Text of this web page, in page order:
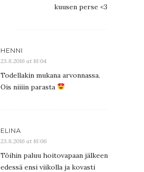
kuusen perse <3
HENNI
23.8.2016 at 16:04
Todellakin mukana arvonnassa.
Ois niiiin parasta
ELINA
23.8.2016 at 16:06
Töihin paluu hoitovapaan jälkeen
edessä ensi viikolla ja kovasti